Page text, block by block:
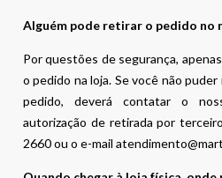
Alguém pode retirar o pedido no
Por questões de segurança,
o pedido na loja. Se você não
pedido, deverá contatar o
autorização de retirada por
2660 ou o e-mail